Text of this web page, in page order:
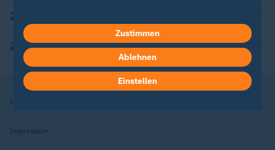
ZDFheute Apps
Nutzungsbedingungen
Impressum
in deinen Einstellungen widerrufen oder ändern.
Hier findest du das Impressum.
Weitere Informationen findest du in unserer
Datenschutzerklärung.
Zustimmen
Ablehnen
Einstellen